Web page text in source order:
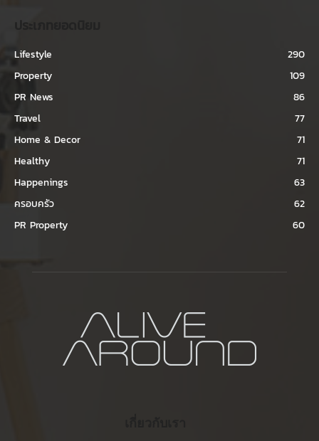
Lifestyle
290
Property
109
PR News
86
Travel
77
Home & Decor
71
Healthy
71
Happenings
63
ครอบครัว
62
PR Property
60